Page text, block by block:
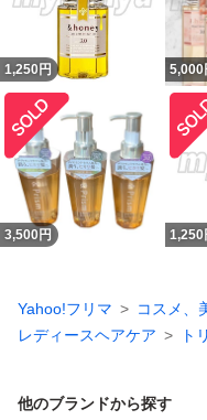
1,250 円 5,000
3,500 円 1,250
Yahoo!フリマ
コスメ、
レディースヘアケア
ト
他のブランドから探す